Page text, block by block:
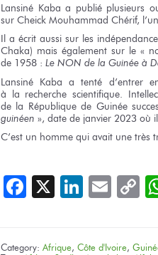
Lansiné Kaba a publiéplusieurs
sur Cheick Mouhammad Chérif, l’un
Il a écrit aussisur les
Chaka) mais également sur le «
de 1958 : Le NON de la Guinée à
Lansiné Kaba a tenté d’entrer
à la recherche scientifique.
de la République de Guinée
guinéen », date de janvier 2023 où
C’est un homme qui avait une très
Facebook
X
Category: Afrique, Côte d'Ivoire,